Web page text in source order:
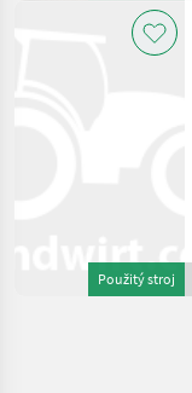
Použitý stroj